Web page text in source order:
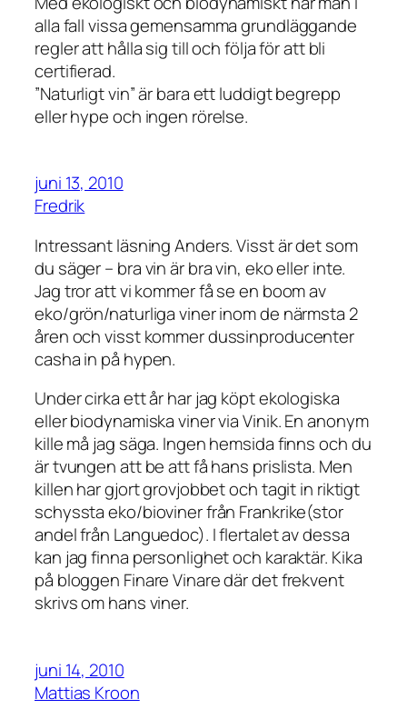
alla fall vissa gemensamma grundläggande
regler att hålla sig till och följa för att bli
certifierad.
”Naturligt vin” är bara ett luddigt begrepp
eller hype och ingen rörelse.
juni 13, 2010
Fredrik
Intressant läsning Anders. Visst är det som
du säger – bra vin är bra vin, eko eller inte.
Jag tror att vi kommer få se en boom av
eko/grön/naturliga viner inom de närmsta 2
åren och visst kommer dussinproducenter
casha in på hypen.
Under cirka ett år har jag köpt ekologiska
eller biodynamiska viner via Vinik. En anonym
kille må jag säga. Ingen hemsida finns och du
är tvungen att be att få hans prislista. Men
killen har gjort grovjobbet och tagit in riktigt
schyssta eko/bioviner från Frankrike(stor
andel från Languedoc). I flertalet av dessa
kan jag finna personlighet och karaktär. Kika
på bloggen Finare Vinare där det frekvent
skrivs om hans viner.
juni 14, 2010
Mattias Kroon